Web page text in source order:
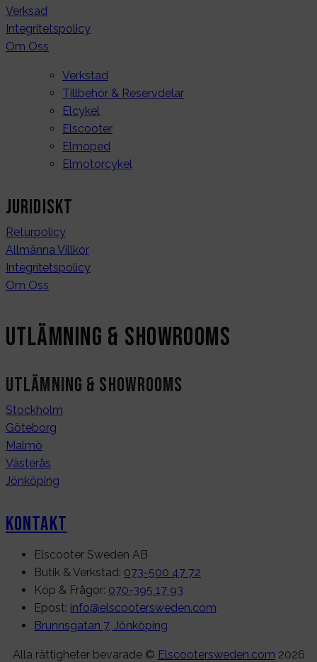
Verksad
Integritetspolicy
Om Oss
Verkstad
Tillbehör & Reservdelar
Elcykel
Elscooter
Elmoped
Elmotorcykel
Juridiskt
Returpolicy
Allmänna Villkor
Integritetspolicy
Om Oss
Utlämning & Showrooms
Utlämning & Showrooms
Stockholm
Göteborg
Malmö
Västerås
Jönköping
Kontakt
Elscooter Sweden AB
Butik & Verkstad: 073-500 47 72
Köp & Frågor: 070-395 17 93
Epost: info@elscootersweden.com
Brunnsgatan 7, Jönköping
Alla rättigheter bevarade © Elscootersweden.com 2026